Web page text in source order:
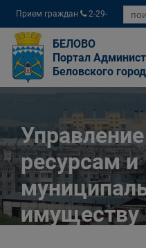
Прием граждан
2-29-
04
БЕЛОВО
Портал
Беловского
ресурсам и
имуществу